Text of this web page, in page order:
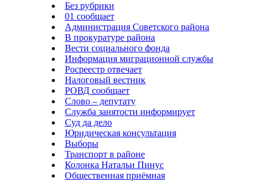
Без рубрики
01 сообщает
Администрация Советского района
В прокуратуре района
Вести социального фонда
Информация миграционной службы
Росреестр отвечает
Налоговый вестник
РОВД сообщает
Слово – депутату
Служба занятости информирует
Суд да дело
Юридическая консультация
Выборы
Транспорт в районе
Колонка Натальи Пинус
Общественная приёмная